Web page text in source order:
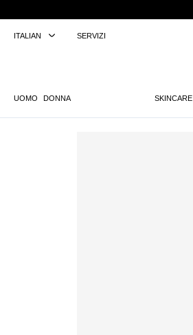
ITALIAN SERVIZI
UOMO DONNA SKINCARE